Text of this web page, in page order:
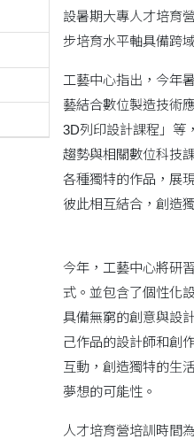
設暑期大專人才培育
步培育水平軸具備跨
工藝中心指出，今年
藝結合數位製造技術
3D列印設計課程」等
趨勢與相關數位科技
各種獨特的作品，展
彼此相互結合，創造
今年，工藝中心將研
式。並包含了個性化
具備無窮的創意與設
己作品的設計師和創
互動，創造獨特的生
夢想的可能性。
人才培育營培訓時間